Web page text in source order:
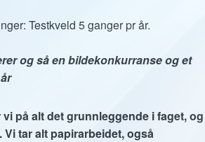
Testkveld 5 ganger pr år.
og så en bildekonkurranse og et
på alt det grunnleggende i faget, og
Vi tar alt papirarbeidet,også